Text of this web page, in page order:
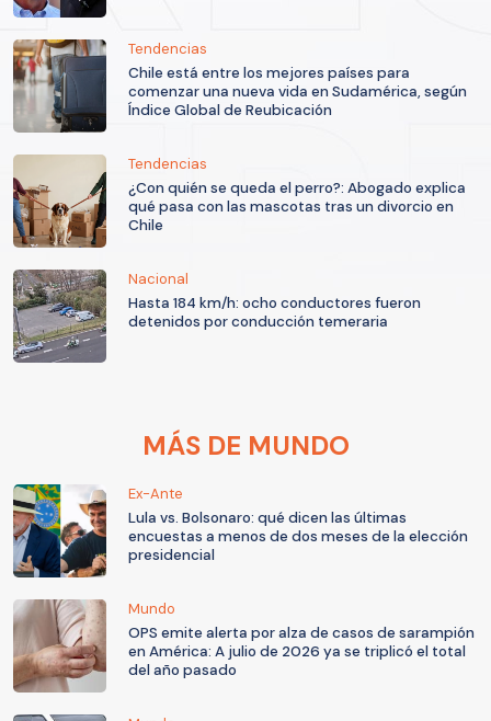
Tendencias
Chile está entre los mejores países para
comenzar una nueva vida en Sudamérica, según
Índice Global de Reubicación
Tendencias
¿Con quién se queda el perro?: Abogado explica
qué pasa con las mascotas tras un divorcio en
Chile
Nacional
Hasta 184 km/h: ocho conductores fueron
detenidos por conducción temeraria
MÁS DE MUNDO
Ex-Ante
Lula vs. Bolsonaro: qué dicen las últimas
encuestas a menos de dos meses de la elección
presidencial
Mundo
OPS emite alerta por alza de casos de sarampión
en América: A julio de 2026 ya se triplicó el total
del año pasado